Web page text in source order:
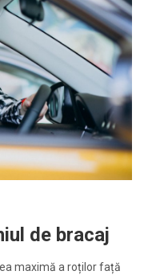
de bracaj
maximă a roților față